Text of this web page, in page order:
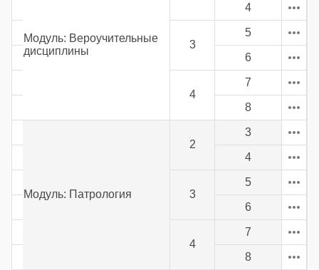
Модуль: Вероучительные
дисциплины
4
3
5
6
4
7
8
Модуль: Патрология
2
3
4
3
5
6
4
7
8